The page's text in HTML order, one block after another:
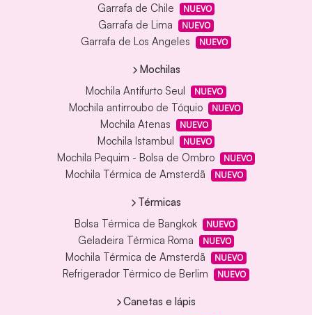
Garrafa de Chile
NUEVO
Garrafa de Lima NUEVO
Garrafa de Los Angeles NUEVO
Mochilas
Mochila Antifurto Seul
NUEVO
Mochila antirroubo de Tóquio NUEVO
Mochila Atenas NUEVO
Mochila Istambul NUEVO
Mochila Pequim - Bolsa de Ombro NUEVO
Mochila Térmica de Amsterdã NUEVO
Térmicas
Bolsa Térmica de Bangkok
NUEVO
Geladeira Térmica Roma NUEVO
Mochila Térmica de Amsterdã NUEVO
Refrigerador Térmico de Berlim NUEVO
Canetas e lápis